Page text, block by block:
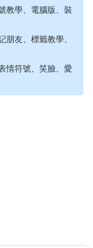
教學、電腦版、裝
朋友、標籤教學、
情符號、笑臉、愛